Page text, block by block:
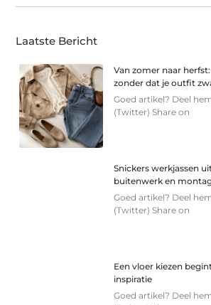
Laatste Bericht
Van zomer naar
zonder dat je outfit
Goed artikel? Deel
(Twitter) Share on
Snickers werkjassen
buitenwerk en
Goed artikel? Deel
(Twitter) Share on
Een vloer kiezen
inspiratie
Goed artikel? Deel